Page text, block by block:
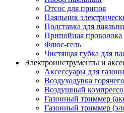
Отсос для припоя
Паяльник
Подставка для
Припойная проволока
Флюс-гель
Чистящая губка для
Электроинструменты и
Аксессуары для
Воздуходувка
Воздушный
Газонный триммер
Газонный триммер